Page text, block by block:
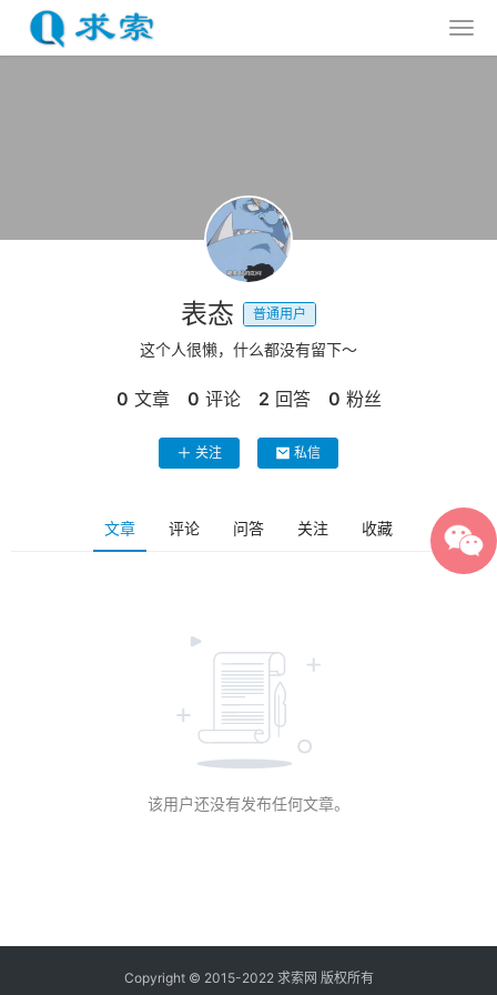
表态 普通用户
这个人很懒，什么都没有留下～
0 文章 0 评论 2 回答 0 粉丝
关注 私信
文章 评论 问答 关注 收藏
该用户还没有发布任何文章。
Copyright © 2015-2022 求索网 版权所有